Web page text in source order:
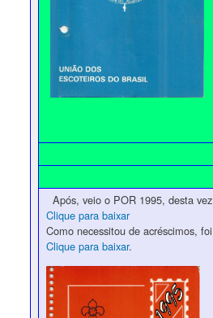
Após, veio o POR 1995, desta
Clique para baixar
Como necessitou de acréscimos,
Clique para baixar.